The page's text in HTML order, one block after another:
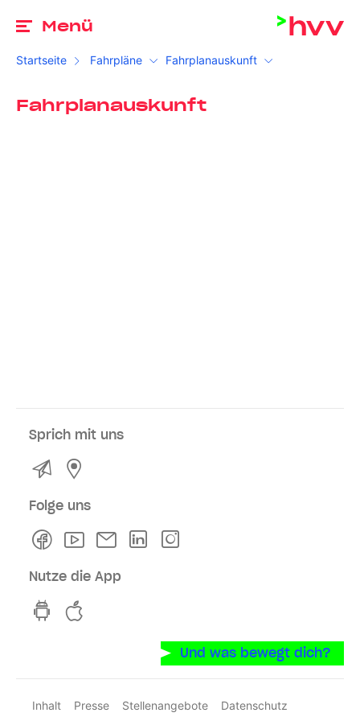
Menü
Startseite Fahrpläne Fahrplanauskunft
Fahrplanauskunft
Sprich mit uns
Kontakt
Folge uns
FacebookYoutubeNewsletterLinkedln
Nutze die App
hvv switch App auf GooglePlay
Und was bewegt dich?
Inhalt Presse Stellenangebote
Datenschutz